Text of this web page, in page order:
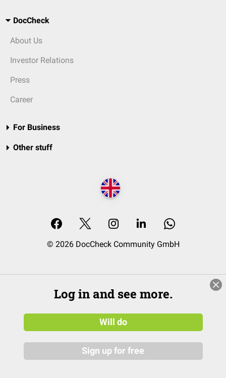
DocCheck
About Us
Investor Relations
Press
Career
For Business
Other stuff
© 2026 DocCheck Community GmbH
Log in and see more.
Will do
Sign up for free